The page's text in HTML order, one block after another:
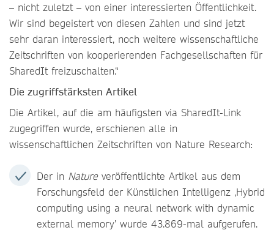
– nicht zuletzt – von einer interessierten Öffentlichkeit.
Wir sind begeistert von diesen Zahlen und sind jetzt
sehr daran interessiert, noch weitere wissenschaftliche
Zeitschriften von kooperierenden Fachgesellschaften für
SharedIt freizuschalten.“
Die zugriffstärksten Artikel
Die Artikel, auf die am häufigsten via SharedIt-Link
zugegriffen wurde, erschienen alle in
wissenschaftlichen Zeitschriften von Nature Research:
Der in Nature veröffentlichte Artikel aus dem
Forschungsfeld der Künstlichen Intelligenz ‚Hybrid
computing using a neural network with dynamic
external memory’ wurde 43.869-mal aufgerufen.